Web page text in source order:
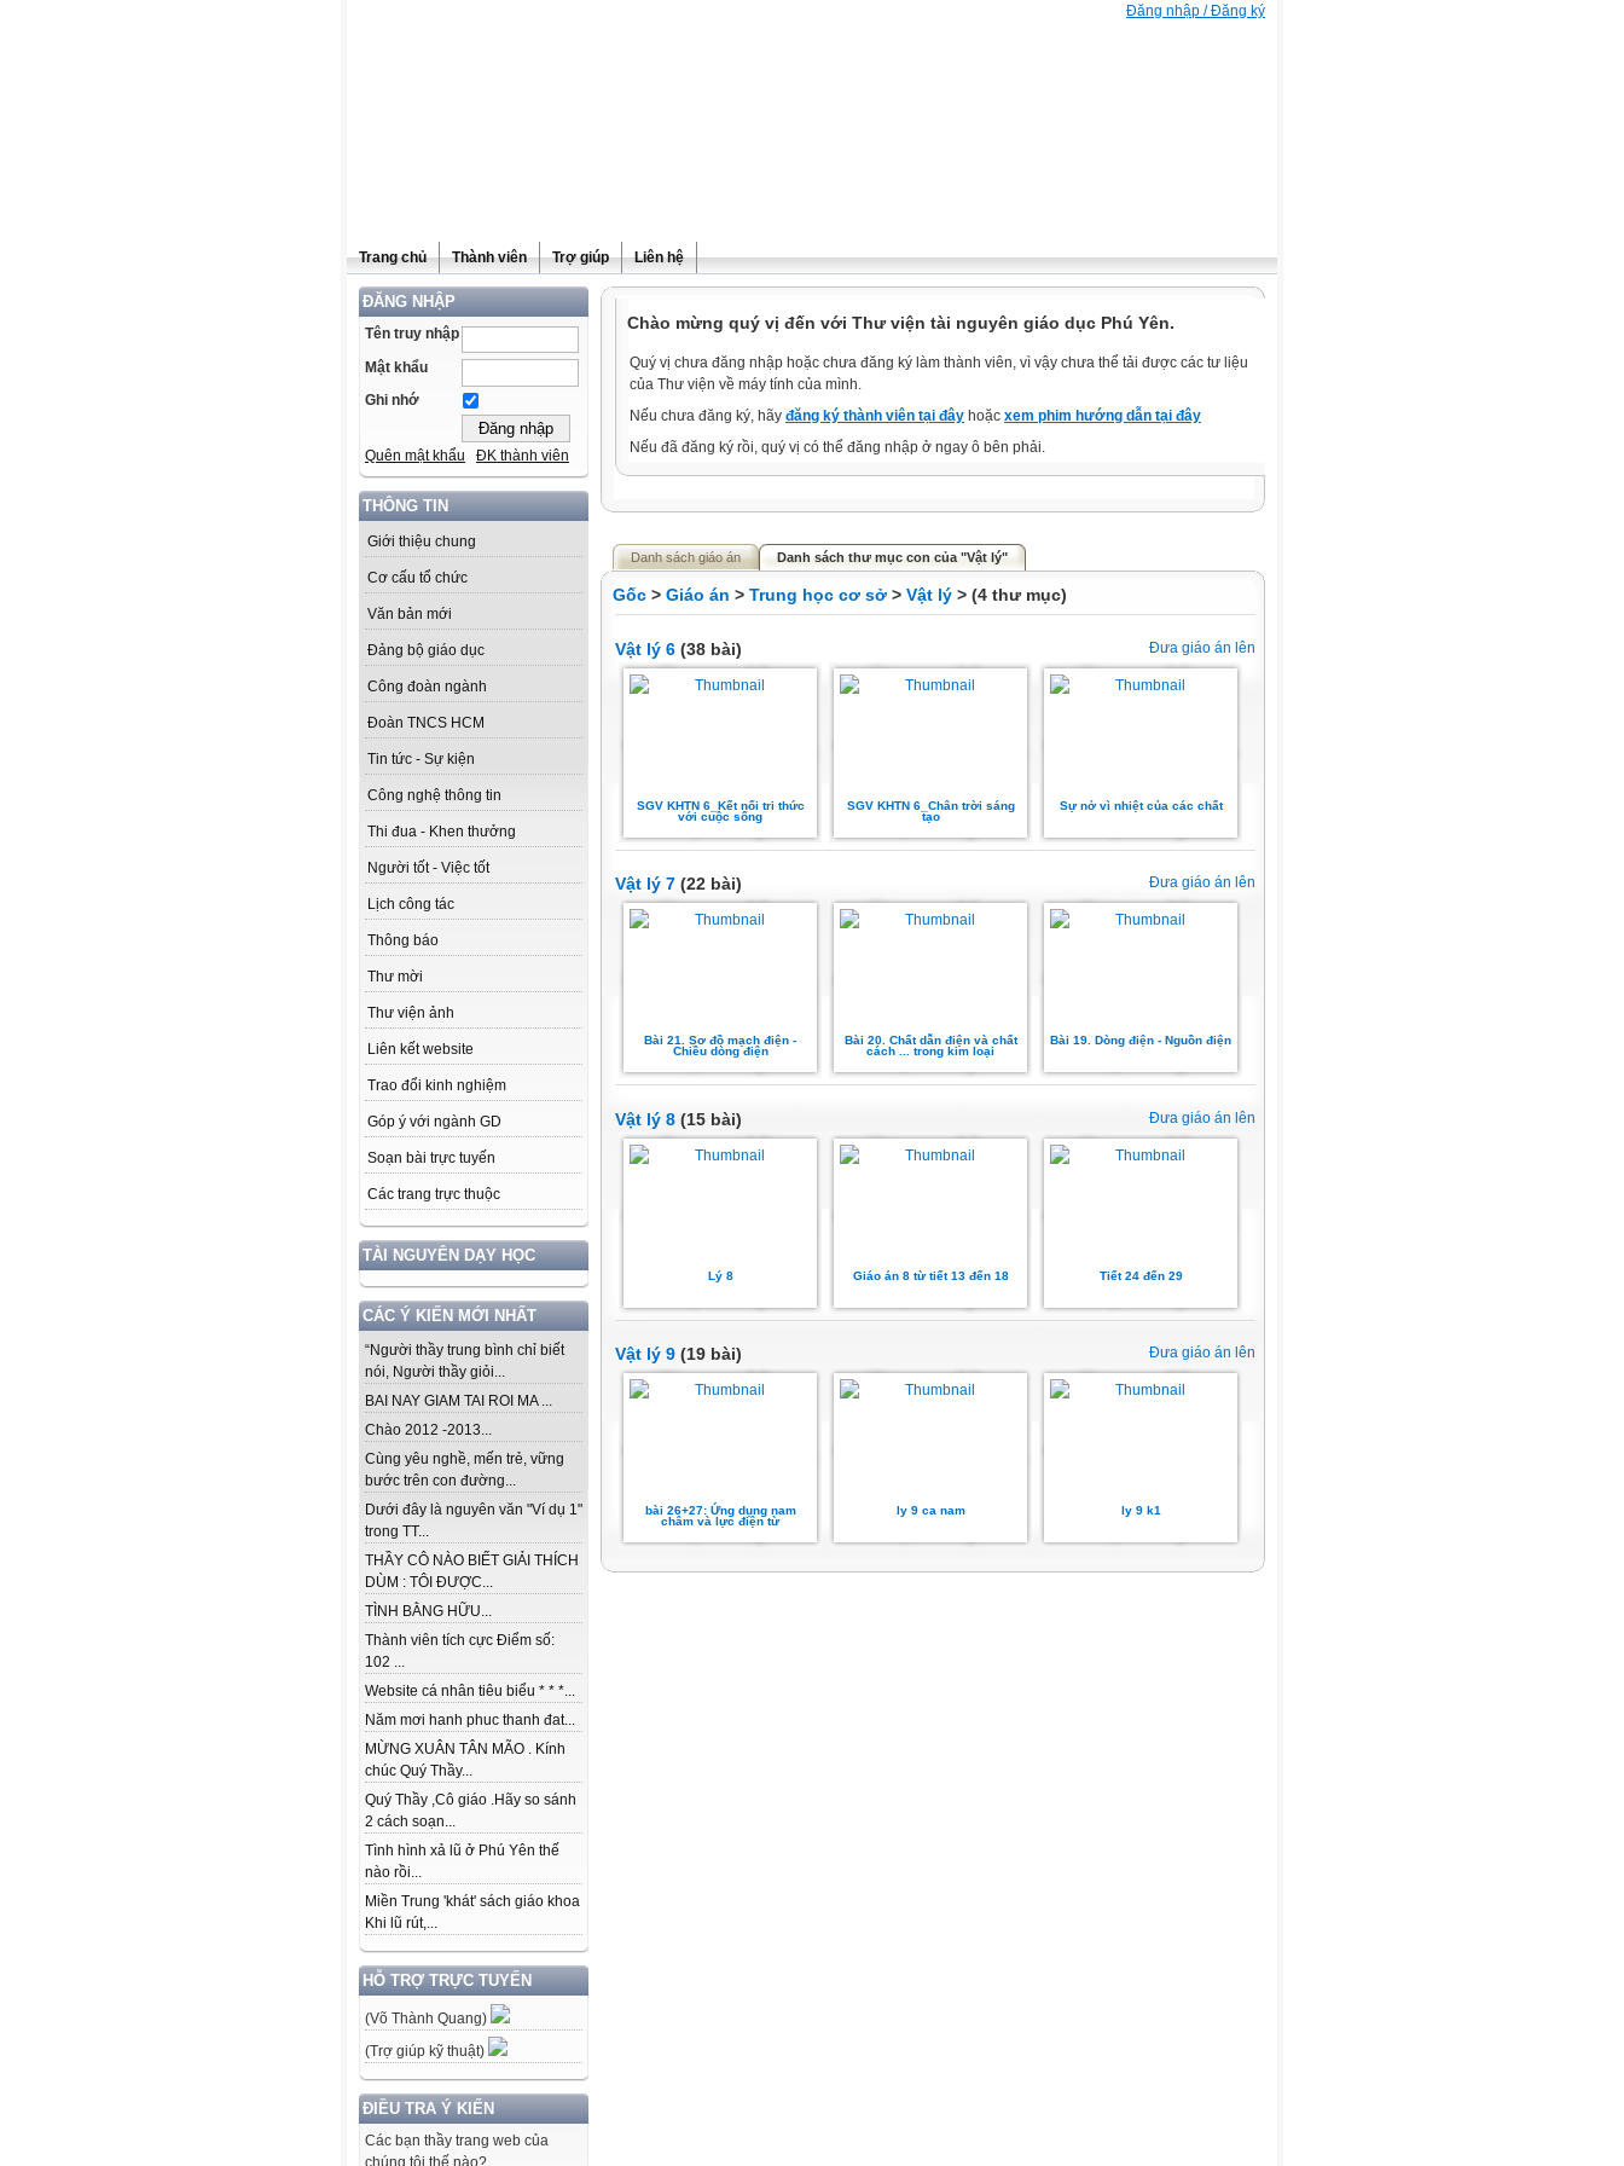
Đăng nhập / Đăng ký
Trang chủ Thành viên Trợ giúp Liên hệ
ĐĂNG NHẬP
Tên truy nhập
Mật khẩu
Ghi nhớ
Quên mật khẩu ĐK thành viên
THÔNG TIN
Giới thiệu chung
Cơ cấu tổ chức
Văn bản mới
Đảng bộ giáo dục
Công đoàn ngành
Đoàn TNCS HCM
Tin tức - Sự kiện
Công nghệ thông tin
Thi đua - Khen thưởng
Người tốt - Việc tốt
Lịch công tác
Thông báo
Thư mời
Thư viện ảnh
Liên kết website
Trao đổi kinh nghiệm
Góp ý với ngành GD
Soạn bài trực tuyến
Các trang trực thuộc
TÀI NGUYÊN DẠY HỌC
CÁC Ý KIẾN MỚI NHẤT
“Người thầy trung bình chỉ biết
nói, Người thầy giỏi...
BAI NAY GIAM TAI ROI MA ...
Chào 2012 -2013...
Cùng yêu nghề, mến trẻ, vững
bước trên con đường...
Dưới đây là nguyên văn "Ví dụ 1"
trong TT...
THẦY CÔ NÀO BIẾT GIẢI THÍCH
DÙM : TÔI ĐƯỢC...
TÌNH BẰNG HỮU...
Thành viên tích cực Điểm số:
102 ...
Website cá nhân tiêu biểu * * *...
Năm mơi hanh phuc thanh đat...
MỪNG XUÂN TÂN MÃO . Kính
chúc Quý Thầy...
Quý Thầy ,Cô giáo .Hãy so sánh
2 cách soạn...
Tình hình xả lũ ở Phú Yên thế
nào rồi...
Miền Trung 'khát' sách giáo khoa
Khi lũ rút,...
HỖ TRỢ TRỰC TUYẾN
(Võ Thành Quang)
(Trợ giúp kỹ thuật)
ĐIỀU TRA Ý KIẾN
Các bạn thầy trang web của
chúng tôi thế nào?
Chào mừng quý vị đến với Thư viện tài nguyên giáo dục Phú Yên.
Quý vị chưa đăng nhập hoặc chưa đăng ký làm thành viên, vì vậy chưa thể tải được các tư liệu
của Thư viện về máy tính của mình.
Nếu chưa đăng ký, hãy đăng ký thành viên tại đây hoặc xem phim hướng dẫn tại đây
Nếu đã đăng ký rồi, quý vị có thể đăng nhập ở ngay ô bên phải.
Danh sách giáo án Danh sách thư mục con của "Vật lý"
Gốc > Giáo án > Trung học cơ sở > Vật lý > (4 thư mục)
Đưa giáo án lên
Vật lý 6 (38 bài)
SGV KHTN 6_Kết nối tri thức
với cuộc sống
SGV KHTN 6_Chân trời sáng
tạo
Sự nở vì nhiệt của các chất
Đưa giáo án lên
Vật lý 7 (22 bài)
Bài 21. Sơ đồ mạch điện -
Chiều dòng điện
Bài 20. Chất dẫn điện và chất
cách ... trong kim loại
Bài 19. Dòng điện - Nguồn điện
Đưa giáo án lên
Vật lý 8 (15 bài)
Lý 8 Giáo án 8 từ tiết 13 đến 18 Tiết 24 đến 29
Đưa giáo án lên
Vật lý 9 (19 bài)
bài 26+27: Ứng dụng nam
châm và lực điện từ
ly 9 ca nam ly 9 k1